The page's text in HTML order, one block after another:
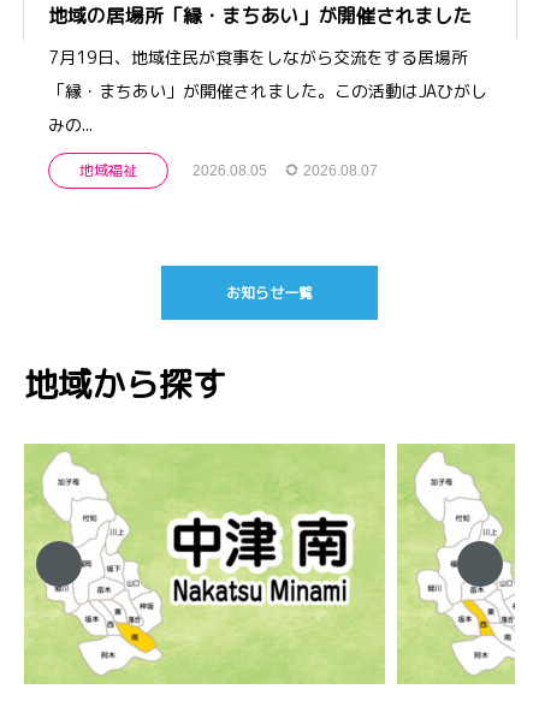
地域の居場所「縁・まちあい」が開催されました
7月19日、地域住民が食事をしながら交流をする居場所
「縁・まちあい」が開催されました。この活動はJAひがし
みの...
地域福祉 2026.08.05 2026.08.07
お知らせ一覧
地域から探す